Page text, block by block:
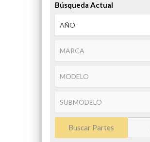
Búsqueda Actual
Buscar Partes